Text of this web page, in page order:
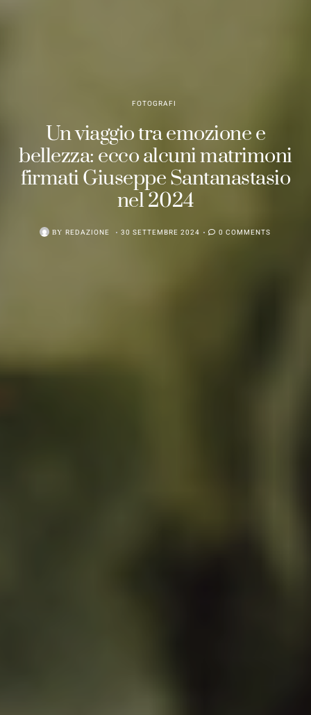
FOTOGRAFI
Un viaggio tra emozione e
bellezza: ecco alcuni matrimoni
firmati Giuseppe Santanastasio
nel 2024
BY REDAZIONE 30 SETTEMBRE 2024 0 COMMENTS